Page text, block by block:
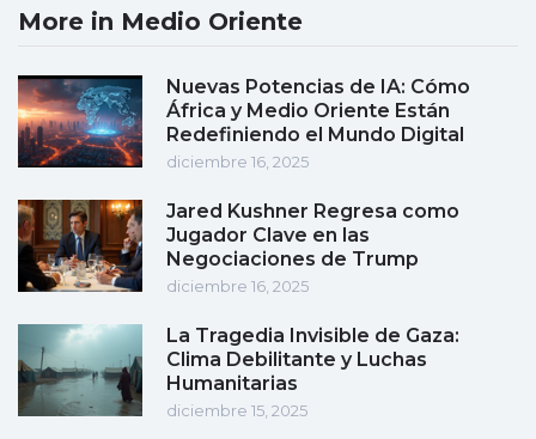
More in Medio Oriente
Nuevas Potencias de IA: Cómo
África y Medio Oriente Están
Redefiniendo el Mundo Digital
diciembre 16, 2025
Jared Kushner Regresa como
Jugador Clave en las
Negociaciones de Trump
diciembre 16, 2025
La Tragedia Invisible de Gaza:
Clima Debilitante y Luchas
Humanitarias
diciembre 15, 2025